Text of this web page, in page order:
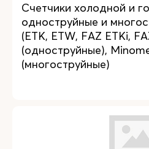
Счетчики холодной и
одноструйные и
(ETK, ETW, FAZ ETKi,
(одноструйные),
(многоструйные)